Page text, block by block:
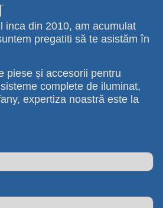
inca din 2010, am acumulat
pregatiti să te asistăm în
piese și accesorii pentru
complete de iluminat,
expertiza noastră este la